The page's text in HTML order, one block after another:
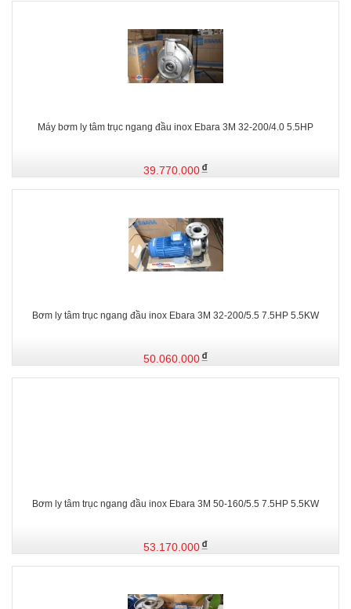
Máy bơm ly tâm trục ngang đầu inox Ebara 3M 32-200/4.0 5.5HP
39.770.000
Bơm ly tâm trục ngang đầu inox Ebara 3M 32-200/5.5 7.5HP 5.5KW
50.060.000
Bơm ly tâm trục ngang đầu inox Ebara 3M 50-160/5.5 7.5HP 5.5KW
53.170.000